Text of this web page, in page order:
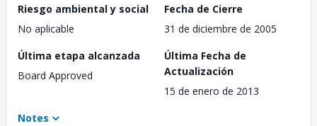
Riesgo ambiental y social
No aplicable
Fecha de Cierre
31 de diciembre de 2005
Última etapa alcanzada
Board Approved
Última Fecha de
Actualización
15 de enero de 2013
Notes